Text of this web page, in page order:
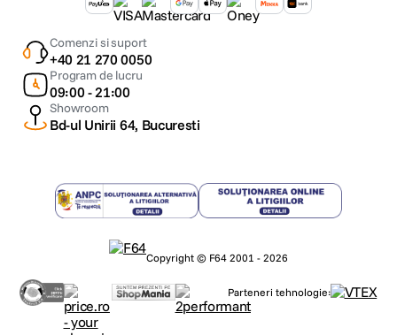
Comenzi si suport
+40 21 270 0050
Program de lucru
09:00 - 21:00
Showroom
Bd-ul Unirii 64, Bucuresti
Copyright © F64 2001 - 2026
Parteneri tehnologie: